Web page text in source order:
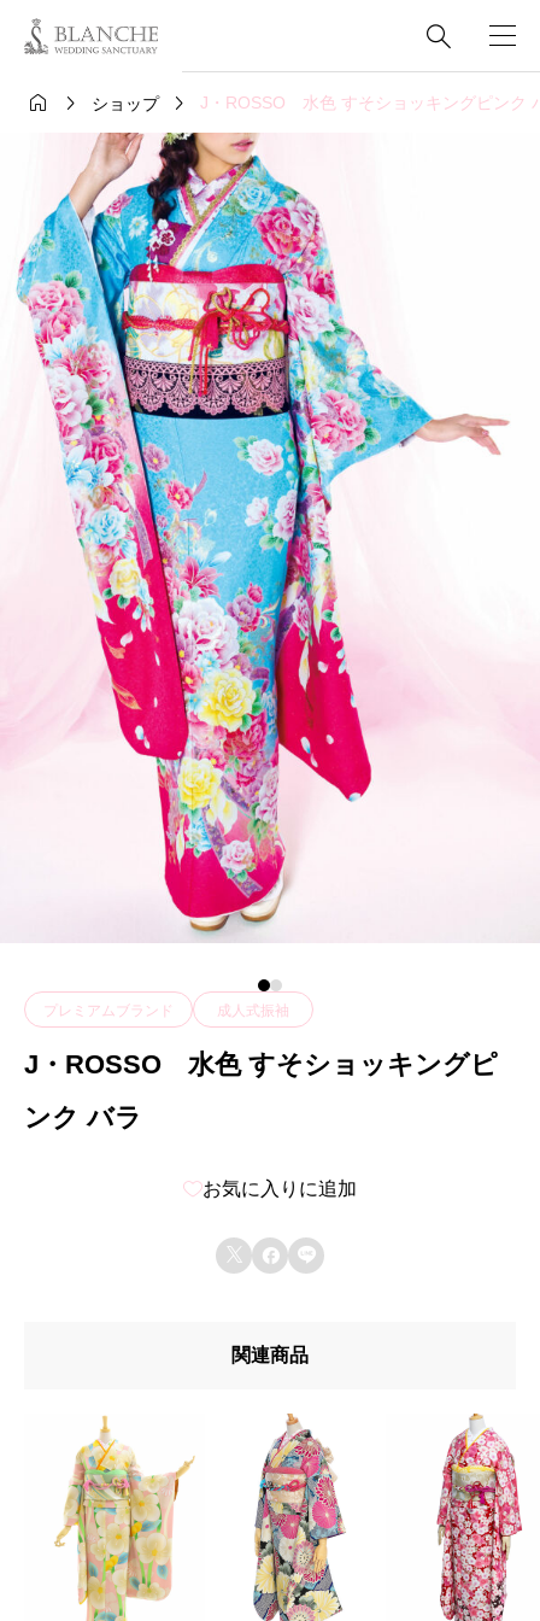

  ショップ  J・ROSSO 水色 すそショッキングピンク
プレミアムブランド 成人式振袖
J・ROSSO 水色 すそショッキングピ
ンク バラ
お気に入りに追加
  
関連商品